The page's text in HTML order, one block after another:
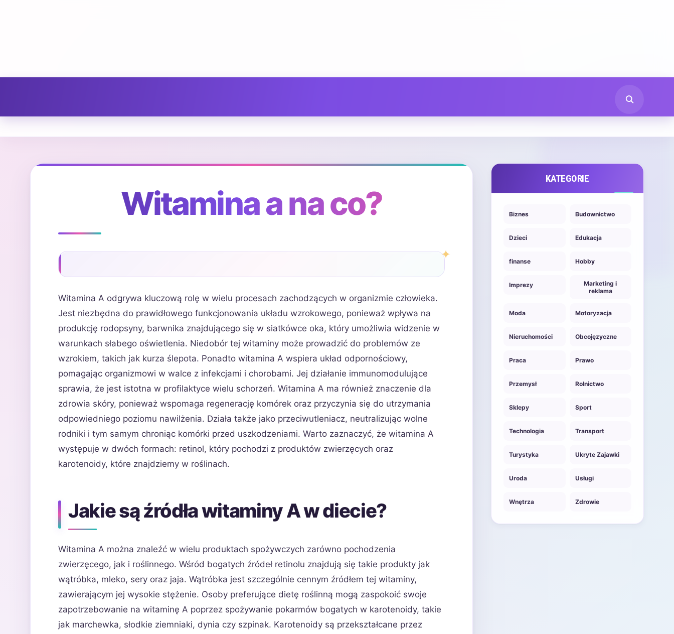
Witamina a na co?
Witamina A odgrywa kluczową rolę w wielu procesach zachodzących w organizmie człowieka.
Jest niezbędna do prawidłowego funkcjonowania układu wzrokowego, ponieważ wpływa na
produkcję rodopsyny, barwnika znajdującego się w siatkówce oka, który umożliwia widzenie w
warunkach słabego oświetlenia. Niedobór tej witaminy może prowadzić do problemów ze
wzrokiem, takich jak kurza ślepota. Ponadto witamina A wspiera układ odpornościowy,
pomagając organizmowi w walce z infekcjami i chorobami. Jej działanie immunomodulujące
sprawia, że jest istotna w profilaktyce wielu schorzeń. Witamina A ma również znaczenie dla
zdrowia skóry, ponieważ wspomaga regenerację komórek oraz przyczynia się do utrzymania
odpowiedniego poziomu nawilżenia. Działa także jako przeciwutleniacz, neutralizując wolne
rodniki i tym samym chroniąc komórki przed uszkodzeniami. Warto zaznaczyć, że witamina A
występuje w dwóch formach: retinol, który pochodzi z produktów zwierzęcych oraz
karotenoidy, które znajdziemy w roślinach.
Jakie są źródła witaminy A w diecie?
Witamina A można znaleźć w wielu produktach spożywczych zarówno pochodzenia
zwierzęcego, jak i roślinnego. Wśród bogatych źródeł retinolu znajdują się takie produkty jak
wątróbka, mleko, sery oraz jaja. Wątróbka jest szczególnie cennym źródłem tej witaminy,
zawierającym jej wysokie stężenie. Osoby preferujące dietę roślinną mogą zaspokoić swoje
zapotrzebowanie na witaminę A poprzez spożywanie pokarmów bogatych w karotenoidy, takie
jak marchewka, słodkie ziemniaki, dynia czy szpinak. Karotenoidy są przekształcane przez
KATEGORIE
Biznes Budownictwo
Dzieci Edukacja
finanse Hobby
Imprezy
Marketing i
reklama
Moda Motoryzacja
Nieruchomości Obcojęzyczne
Praca Prawo
Przemysł Rolnictwo
Sklepy Sport
Technologia Transport
Turystyka Ukryte Zajawki
Uroda Usługi
Wnętrza Zdrowie